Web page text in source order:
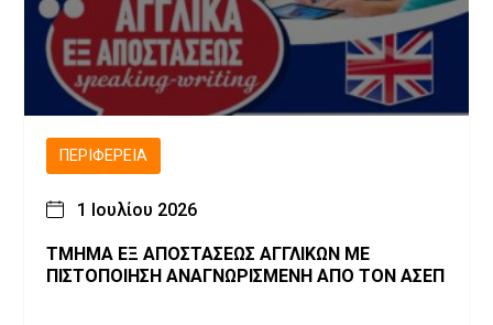
ΠΕΡΙΦΈΡΕΙΑ
1 Ιουλίου 2026
ΤΜΗΜΑ ΕΞ ΑΠΟΣΤΑΣΕΩΣ ΑΓΓΛΙΚΩΝ ΜΕ
ΠΙΣΤΟΠΟΙΗΣΗ ΑΝΑΓΝΩΡΙΣΜΕΝΗ ΑΠΟ ΤΟΝ ΑΣΕΠ